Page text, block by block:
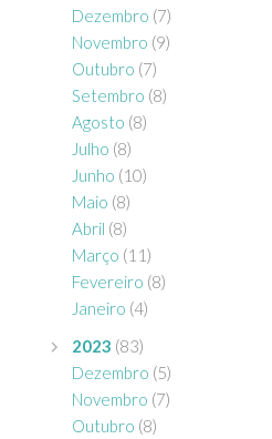
Dezembro (7)
Novembro (9)
Outubro (7)
Setembro (8)
Agosto (8)
Julho (8)
Junho (10)
Maio (8)
Abril (8)
Março (11)
Fevereiro (8)
Janeiro (4)
2023 (83)
Dezembro (5)
Novembro (7)
Outubro (8)